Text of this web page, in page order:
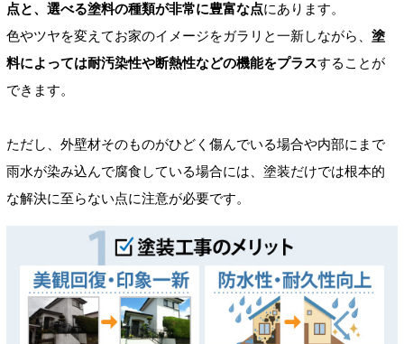
点と、選べる塗料の種類が非常に豊富な点にあります。
色やツヤを変えてお家のイメージをガラリと一新しながら、 塗
料によっては耐汚染性や断熱性などの機能をプラスすることが
できます。
ただし、外壁材そのものがひどく傷んでいる場合や内部にまで
雨水が染み込んで腐食している場合には、塗装だけでは根本的
な解決に至らない点に注意が必要です。